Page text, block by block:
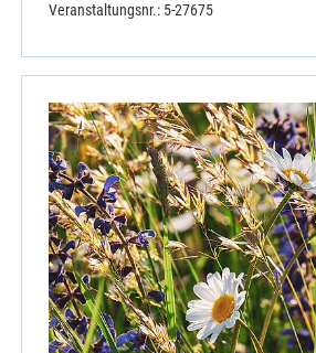
Veranstaltungsnr.: 5-27675